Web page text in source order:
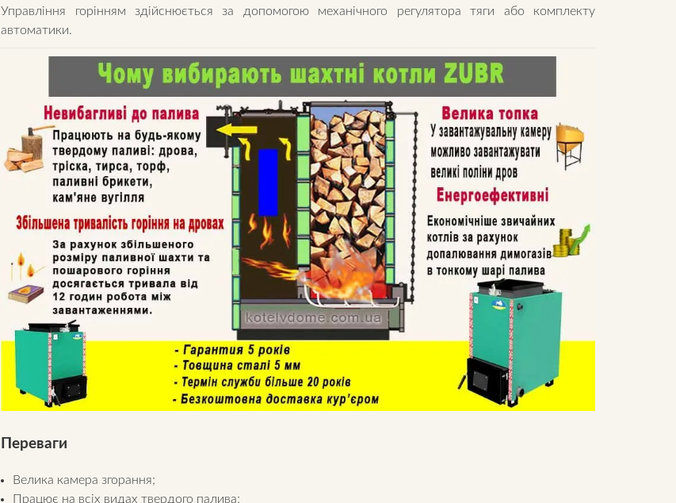
Управління горінням здійснюється за допомогою механічного регулятора тяги або комплекту
автоматики.
Переваги
Велика камера згорання;
Працює на всіх видах твердого палива;